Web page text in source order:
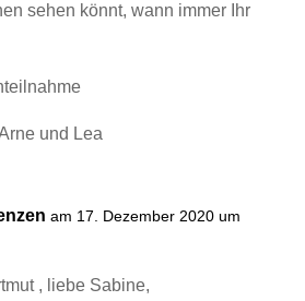
sehen könnt, wann immer Ihr
und Lea
am 17. Dezember 2020 um
, liebe Sabine,